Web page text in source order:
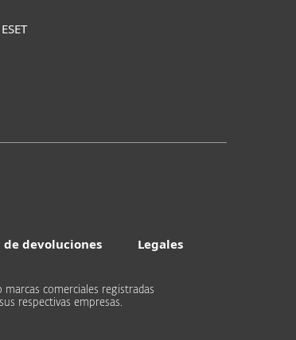
de devoluciones
Legales
marcas comerciales registradas
respectivas empresas.